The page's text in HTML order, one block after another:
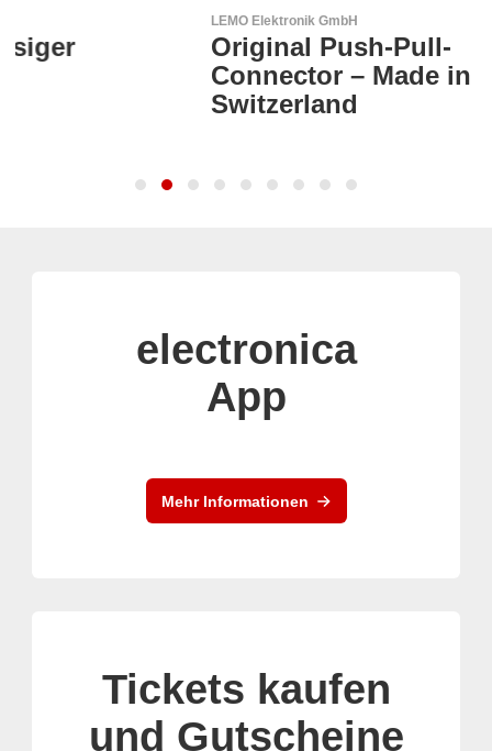
LEMO Elektronik GmbH
Original Push-Pull-
Connector – Made in
Switzerland
electronica
App
Mehr Informationen
Tickets kaufen
und Gutscheine